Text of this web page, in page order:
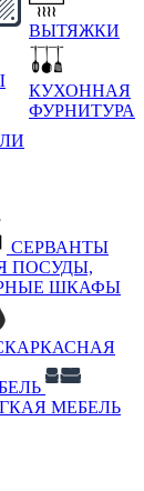
ВЫТЯЖКИ
КУХОННАЯ
ФУРНИТУРА
СЕРВАНТЫ
ПОСУДЫ,
ШКАФЫ
МЕБЕЛЬ